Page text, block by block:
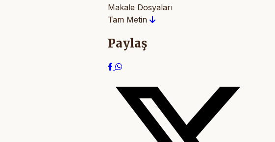
Makale Dosyaları
Tam Metin
Paylaş